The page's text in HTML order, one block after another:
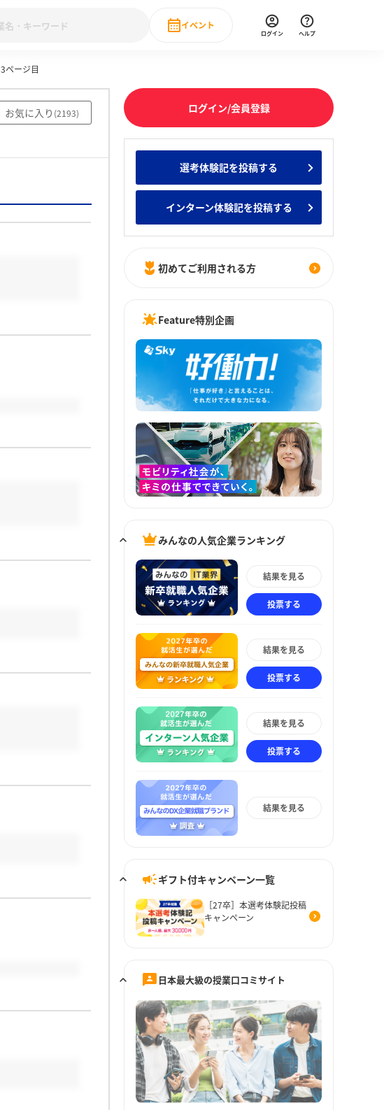
みんなの新卒就職人気企業ランキング みんなのインターン人気企業ランキ
28卒 IT・DX現場社員インタビュー
イベント
直近のイベント一覧
ログイン ヘルプ
3ページ目
お気に入り (2193)
ログイン/会員登録
選考体験記を投稿する
インターン体験記を投稿する
初めてご利用される方
Feature特別企画
みんなの人気企業ランキング
結果を見る
投票する
結果を見る
投票する
結果を見る
投票する
結果を見る
ギフト付キャンペーン一覧
［27卒］本選考体験記投稿
キャンペーン
日本最大級の授業口コミサイト